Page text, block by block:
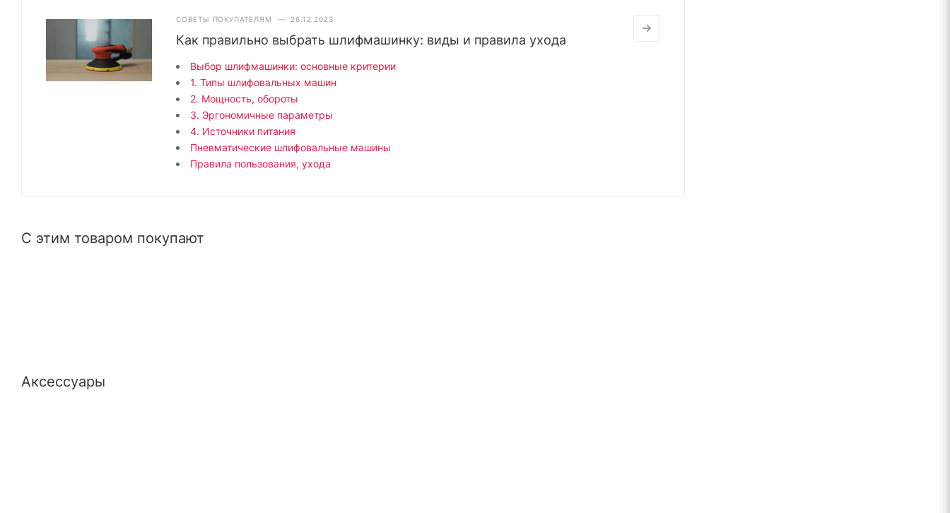
СОВЕТЫ ПОКУПАТЕЛЯМ — 26.12.2023
Как правильно выбрать шлифмашинку: виды и правила ухода
Выбор шлифмашинки: основные критерии
1. Типы шлифовальных машин
2. Мощность, обороты
3. Эргономичные параметры
4. Источники питания
Пневматические шлифовальные машины
Правила пользования, ухода
С этим товаром покупают
Аксессуары